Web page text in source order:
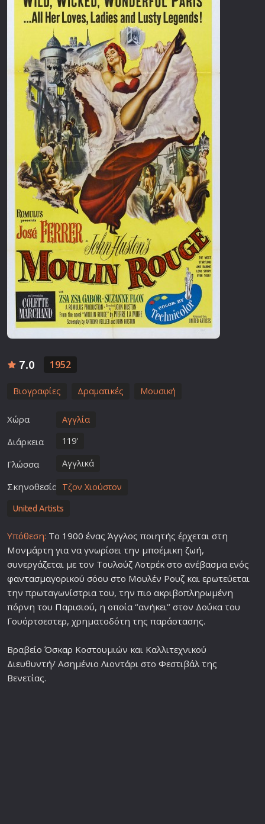
Επιστημονικής Φαντασίας
Εποχής
Ερωτικές
Ευρωπαικός Κινηματογράφος
Θρησκευτικές
Θρίλερ
Ιστορικές
Καταστροφής
Κλασσικές
7.0 1952
Βιογραφίες Δραματικές Μουσική
Χώρα Αγγλία
Διάρκεια 119'
Γλώσσα Αγγλικά
Σκηνοθεσία Τζον Χιούστον
United Artists
Υπόθεση: Το 1900 ένας Άγγλος ποιητής έρχεται στη
Μονμάρτη για να γνωρίσει την μποέμικη ζωή,
συνεργάζεται με τον Τουλούζ Λοτρέκ στο ανέβασμα ενός
φαντασμαγορικού σόου στο Μουλέν Ρουζ και ερωτεύεται
την πρωταγωνίστρια του, την πιο ακριβοπληρωμένη
πόρνη του Παρισιού, η οποία ‘’ανήκει’’ στον Δούκα του
Γουόρτσεστερ, χρηματοδότη της παράστασης.
Βραβείο Όσκαρ Κοστουμιών και Καλλιτεχνικού
Διευθυντή/ Ασημένιο Λιοντάρι στο Φεστιβάλ της
Βενετίας.